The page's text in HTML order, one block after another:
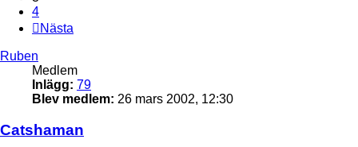
4
Nästa
Ruben
Medlem
Inlägg: 79
Blev medlem: 26 mars 2002, 12:30
Catshaman